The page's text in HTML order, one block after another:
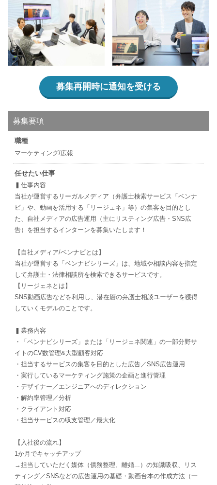
募集再開時に通知を受ける
募集要項
職種
マーケティング/広報
任せたい仕事
▍仕事内容
当社が運営するリーガルメディア（弁護士検索サービス「ベンナ
ビ」や、動画を活用する「リージェネ」等）の集客を目的とし
た、自社メディアの広告運用（主にリスティング広告・SNS広
告）を担当するインターンを募集いたします！
【自社メディア/ベンナビとは】
当社が運営する「ベンナビシリーズ」は、地域や相談内容を指定
して弁護士・法律相談所を検索できるサービスです。
【リージェネとは】
SNS動画広告などを利用し、潜在層の弁護士相談ユーザーを獲得
していくモデルのことです。
▍業務内容
・「ベンナビシリーズ」または「リージェネ関連」の一部分野サ
イトのCV数管理&大型顧客対応
・担当するサービスの集客を目的とした広告／SNS広告運用
・実行しているマーケティング施策の企画と進行管理
・デザイナー／エンジニアへのディレクション
・解約率管理／分析
・クライアント対応
・担当サービスの収支管理／最大化
【入社後の流れ】
1か月でキャッチアップ
→担当していただく媒体（債務整理、離婚...）の知識吸収、リス
ティング／SNSなどの広告運用の基礎・動画台本の作成方法（一